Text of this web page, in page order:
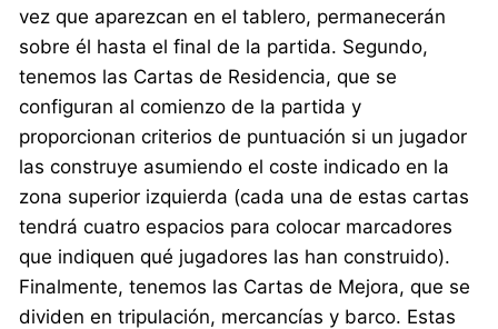
vez que aparezcan en el tablero, permanecerán
sobre él hasta el final de la partida. Segundo,
tenemos las Cartas de Residencia, que se
configuran al comienzo de la partida y
proporcionan criterios de puntuación si un jugador
las construye asumiendo el coste indicado en la
zona superior izquierda (cada una de estas cartas
tendrá cuatro espacios para colocar marcadores
que indiquen qué jugadores las han construido).
Finalmente, tenemos las Cartas de Mejora, que se
dividen en tripulación, mercancías y barco. Estas